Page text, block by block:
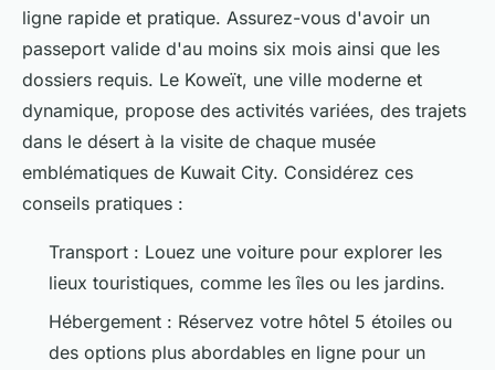
ligne rapide et pratique. Assurez-vous d'avoir un
passeport valide d'au moins six mois ainsi que les
dossiers requis. Le Koweït, une ville moderne et
dynamique, propose des activités variées, des trajets
dans le désert à la visite de chaque musée
emblématiques de Kuwait City. Considérez ces
conseils pratiques :
Transport : Louez une voiture pour explorer les
lieux touristiques, comme les îles ou les jardins.
Hébergement : Réservez votre hôtel 5 étoiles ou
des options plus abordables en ligne pour un